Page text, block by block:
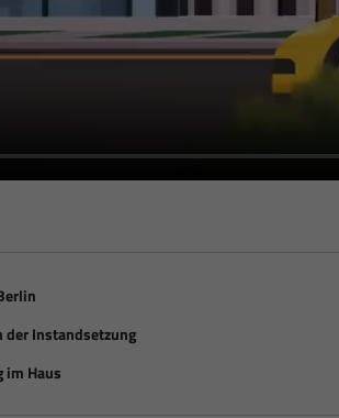
der Instandsetzung
im Haus